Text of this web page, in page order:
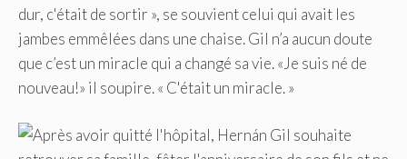
dur, c'était de sortir », se souvient celui qui avait les
jambes emmêlées dans une chaise. Gil n’a aucun doute
que c’est un miracle qui a changé sa vie. «Je suis né de
nouveau!» il soupire. « C'était un miracle. »